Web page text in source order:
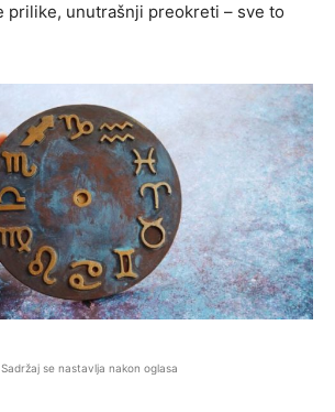
prilike, unutrašnji preokreti – sve to
Sadržaj se nastavlja nakon oglasa